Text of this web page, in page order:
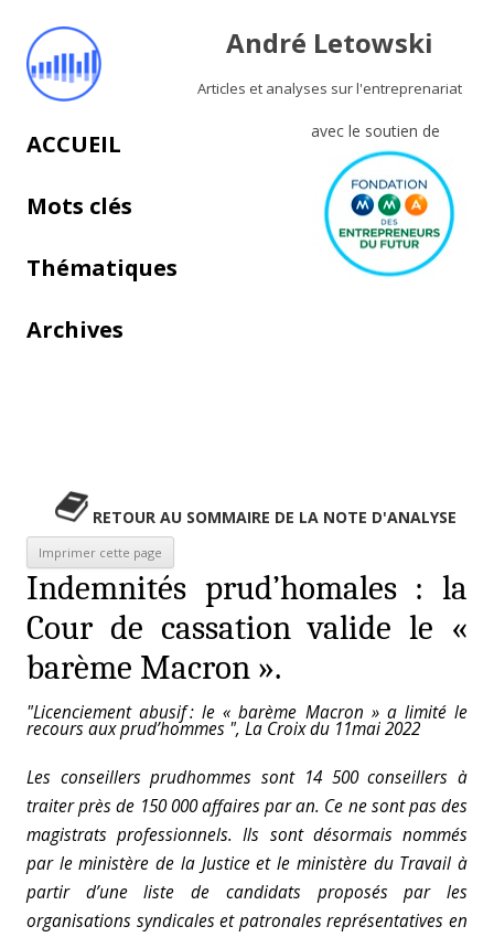
André Letowski
Articles et analyses sur l'entreprenariat
avec le soutien de
Aller au contenu principal
ACCUEIL
Mots clés
Thématiques
Archives
RETOUR AU SOMMAIRE DE LA NOTE D'ANALYSE
Indemnités prud’homales : la
Cour de cassation valide le «
barème Macron ».
"Licenciement abusif : le « barème Macron » a limité le
recours aux prud’hommes ", La Croix du 11mai 2022
Les conseillers prudhommes sont 14 500 conseillers à
traiter près de 150 000 affaires par an. Ce ne sont pas des
magistrats professionnels. Ils sont désormais nommés
par le ministère de la Justice et le ministère du Travail à
partir d’une liste de candidats proposés par les
organisations syndicales et patronales représentatives en